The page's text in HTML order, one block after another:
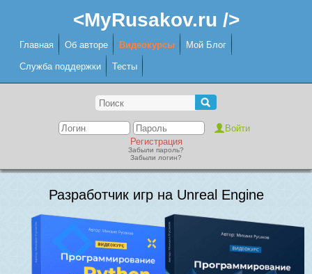
<MyRusakov.ru />
Главная Об авторе Видеокурсы Мой Блог
Служба поддержки Тесты
Регистрация
Забыли пароль?
Забыли логин?
Разработчик игр на Unreal Engine